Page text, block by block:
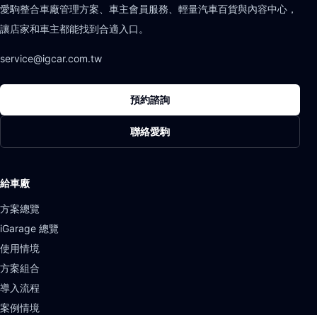
愛駒整合車廠管理方案、車主會員服務、輕量汽車百貨與內容中心，
讓店家和車主都能找到合適入口。
service@igcar.com.tw
預約諮詢
聯絡愛駒
給車廠
方案總覽
iGarage 總覽
使用情境
方案組合
導入流程
案例情境